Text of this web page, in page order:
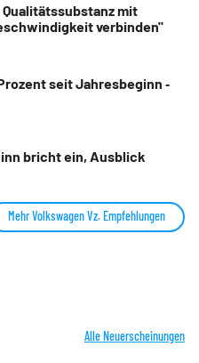
mit
verbinden"
seit Jahresbeginn ‑
bricht ein, Ausblick
Mehr Volkswagen Vz. Empfehlungen
Alle Neuerscheinungen